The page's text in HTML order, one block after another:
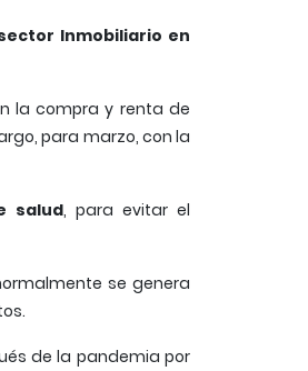
Inmobiliario en
la compra y renta de
para marzo, con la
salud, para evitar el
se genera
de la pandemia por